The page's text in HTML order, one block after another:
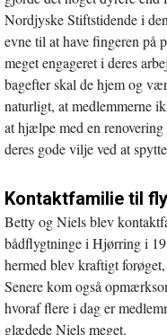
Nordjyske Stiftstidende i
evne til at have fingeren på
meget engageret i deres
bagefter skal de hjem og
naturligt, at medlemmerne
at hjælpe med en
deres gode vilje ved at
Kontaktfamilie til
Betty og Niels blev
bådflygtninge i Hjørring i
hermed blev kraftigt
Senere kom også
hvoraf flere i dag er
glædede Niels meget.